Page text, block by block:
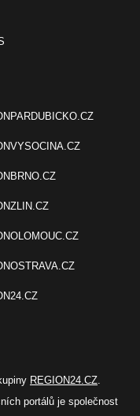
REGION24.CZ.
portálů je společnost